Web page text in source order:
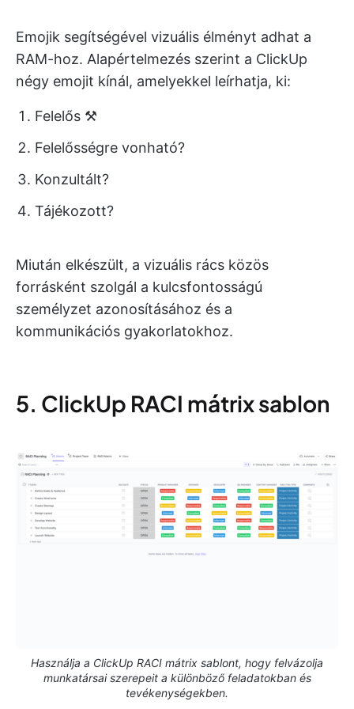
Emojik segítségével vizuális élményt adhat a
RAM-hoz. Alapértelmezés szerint a ClickUp
négy emojit kínál, amelyekkel leírhatja, ki:
Felelős ⚒️
Felelősségre vonható?
Konzultált?
Tájékozott?
Miután elkészült, a vizuális rács közös
forrásként szolgál a kulcsfontosságú
személyzet azonosításához és a
kommunikációs gyakorlatokhoz.
5. ClickUp RACI mátrix sablon
Használja a ClickUp RACI mátrix sablont, hogy felvázolja
munkatársai szerepeit a különböző feladatokban és
tevékenységekben.